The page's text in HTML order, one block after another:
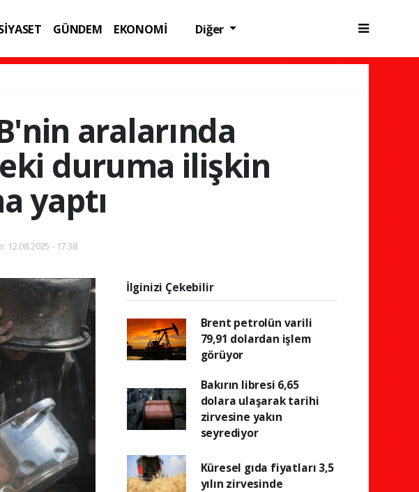
GÜNDEM
EKONOMİ
Diğer
aralarında
duruma ilişkin
yaptı
12.08.2025 - 17:38
İlginizi Çekebilir
Brent petrolün varili
79,91 dolardan işlem
görüyor
Bakırın libresi 6,65
dolara ulaşarak tarihi
zirvesine yakın
seyrediyor
Küresel gıda fiyatları 3,5
yılın zirvesinde